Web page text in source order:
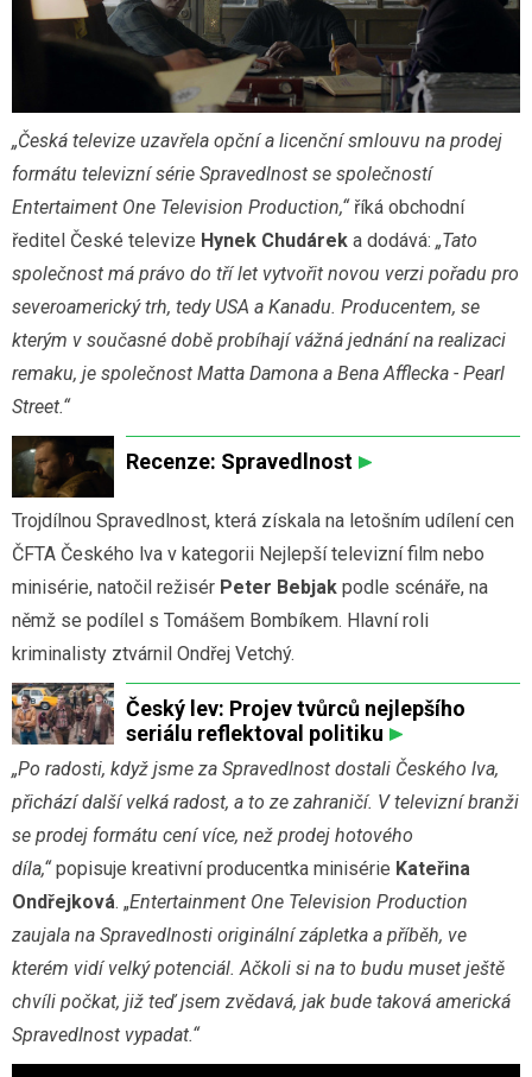
„Česká televize uzavřela opční a licenční smlouvu na prodej
formátu televizní série Spravedlnost se společností
Entertaiment One Television Production,“ říká obchodní
ředitel České televize Hynek Chudárek a dodává: „Tato
společnost má právo do tří let vytvořit novou verzi pořadu pro
severoamerický trh, tedy USA a Kanadu. Producentem, se
kterým v současné době probíhají vážná jednání na realizaci
remaku, je společnost Matta Damona a Bena Afflecka - Pearl
Street.“
Recenze: Spravedlnost
Trojdílnou Spravedlnost, která získala na letošním udílení cen
ČFTA Českého lva v kategorii Nejlepší televizní film nebo
minisérie, natočil režisér Peter Bebjak podle scénáře, na
němž se podílel s Tomášem Bombíkem. Hlavní roli
kriminalisty ztvárnil Ondřej Vetchý.
Český lev: Projev tvůrců nejlepšího
seriálu reflektoval politiku
„Po radosti, když jsme za Spravedlnost dostali Českého lva,
přichází další velká radost, a to ze zahraničí. V televizní branži
se prodej formátu cení více, než prodej hotového
díla,“ popisuje kreativní producentka minisérie Kateřina
Ondřejková. „Entertainment One Television Production
zaujala na Spravedlnosti originální zápletka a příběh, ve
kterém vidí velký potenciál. Ačkoli si na to budu muset ještě
chvíli počkat, již teď jsem zvědavá, jak bude taková americká
Spravedlnost vypadat.“